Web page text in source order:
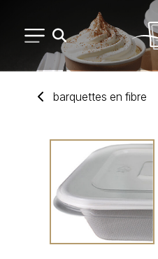
USAGE UNIQUE
DISTRIBUTION DE REPAS
barquettes en fibre